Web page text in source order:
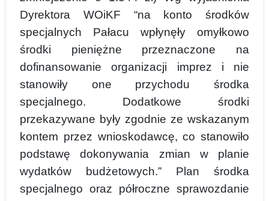
Dyrektora WOiKF “na konto środków
specjalnych Pałacu wpłynęły omyłkowo
środki pieniężne przeznaczone na
dofinansowanie organizacji imprez i nie
stanowiły one przychodu środka
specjalnego. Dodatkowe środki
przekazywane były zgodnie ze wskazanym
kontem przez wnioskodawcę, co stanowiło
podstawę dokonywania zmian w planie
wydatków budżetowych.” Plan środka
specjalnego oraz półroczne sprawozdanie